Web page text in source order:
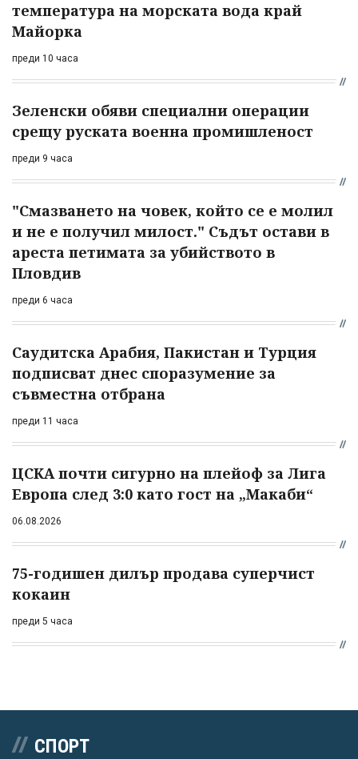
температура на морската вода край
Майорка
преди 10 часа
Зеленски обяви специални операции
срещу руската военна промишленост
преди 9 часа
"Смазването на човек, който се е молил
и не е получил милост." Съдът остави в
ареста петимата за убийството в
Пловдив
преди 6 часа
Саудитска Арабия, Пакистан и Турция
подписват днес споразумение за
съвместна отбрана
преди 11 часа
ЦСКА почти сигурно на плейоф за Лига
Европа след 3:0 като гост на „Макаби“
06.08.2026
75-годишен дилър продава суперчист
кокаин
преди 5 часа
СПОРТ